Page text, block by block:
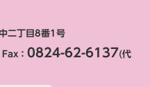
二丁目8番1号
： 0824-62-6137(代